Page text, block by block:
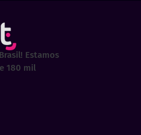
Estamos
180 mil